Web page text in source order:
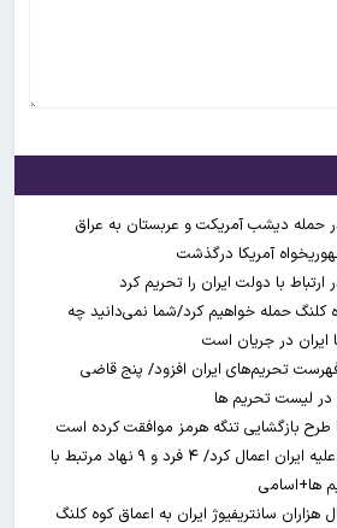
آمریکا درگذشت
کلنگ حمله خواهیم کرد/شما نمی‌دانید چه
در جریان است
۶ فرد را به فهرست تحریم‌های ایران افزود/ پنج قاضی
در لیست تحریم ها
با طرح بازگشایی تنگه هرمز موافقت کرده است
آمریکا تحریم‌های جدیدی علیه ایران اعمال کرد/ ۴ فرد و ۹ نهاد مرتبط با
ها+اسامی
هزاران سانتریفیوژ ایران به اعماق کوه کلنگ